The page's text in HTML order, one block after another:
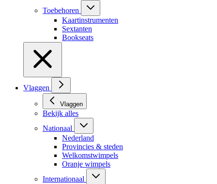
Toebehoren
Kaartinstrumenten
Sextanten
Bookseats
Vlaggen
Vlaggen
Bekijk alles
Nationaal
Nederland
Provincies & steden
Welkomstwimpels
Oranje wimpels
Internationaal